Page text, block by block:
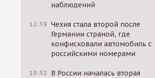
наблюдений
12:39 Чехия стала второй после
Германии страной, где
конфисковали автомобиль с
российскими номерами
18:32
В России началась вторая